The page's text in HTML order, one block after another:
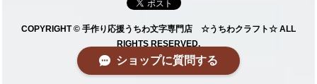
COPYRIGHT © 手作り応援うちわ文字専門店 ☆うちわクラフト☆ ALL
RIGHTS RESERVED.
ショップに質問する